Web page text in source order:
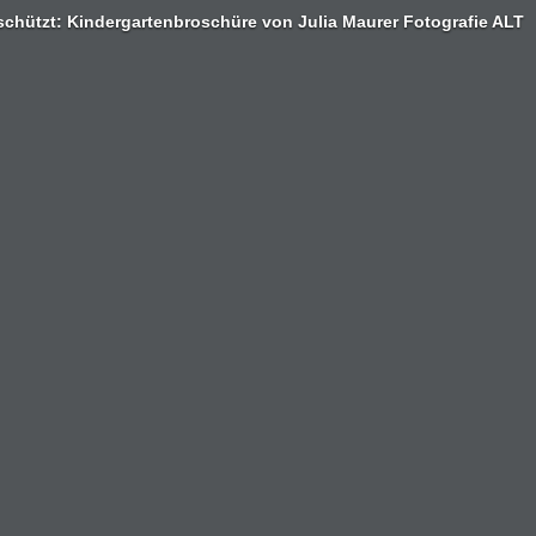
Kindergartenbroschüre von Julia Maurer Fotografie ALT